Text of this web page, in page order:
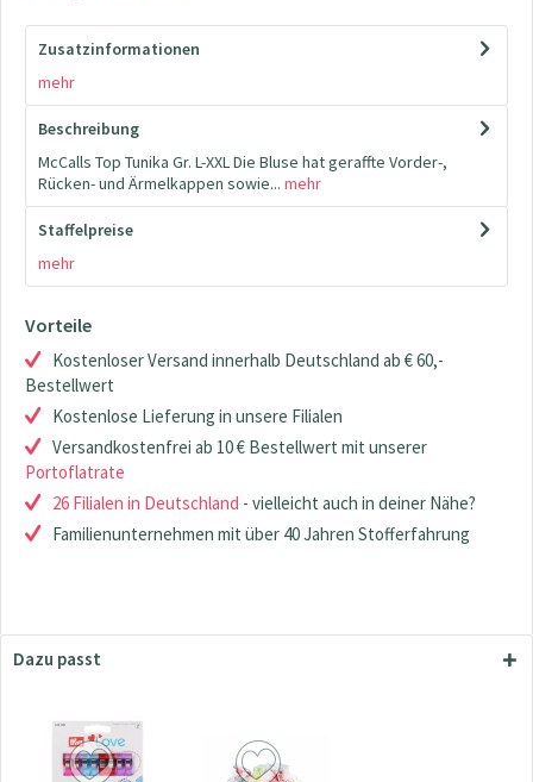
Zusatzinformationen
mehr
Beschreibung
McCalls Top Tunika Gr. L-XXL Die Bluse hat geraffte Vorder-,
Rücken- und Ärmelkappen sowie... mehr
Staffelpreise
mehr
Vorteile
Kostenloser Versand innerhalb Deutschland ab € 60,-
Bestellwert
Kostenlose Lieferung in unsere Filialen
Versandkostenfrei ab 10 € Bestellwert mit unserer
Portoflatrate
26 Filialen in Deutschland - vielleicht auch in deiner Nähe?
Familienunternehmen mit über 40 Jahren Stofferfahrung
Dazu passt